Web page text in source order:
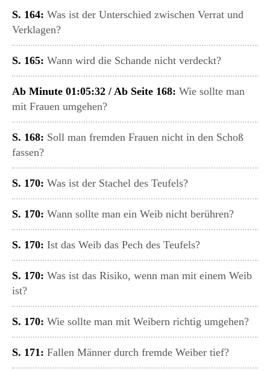
S. 164: Was ist der Unterschied zwischen Verrat und
Verklagen?
S. 165: Wann wird die Schande nicht verdeckt?
Ab Minute 01:05:32 / Ab Seite 168: Wie sollte man
mit Frauen umgehen?
S. 168: Soll man fremden Frauen nicht in den Schoß
fassen?
S. 170: Was ist der Stachel des Teufels?
S. 170: Wann sollte man ein Weib nicht berühren?
S. 170: Ist das Weib das Pech des Teufels?
S. 170: Was ist das Risiko, wenn man mit einem Weib
ist?
S. 170: Wie sollte man mit Weibern richtig umgehen?
S. 171: Fallen Männer durch fremde Weiber tief?